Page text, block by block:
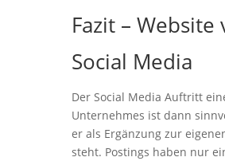
Fazit – Website
Social Media
Der Social Media Auftritt
Unternehmes ist dann
er als Ergänzung zur
steht. Postings haben nur